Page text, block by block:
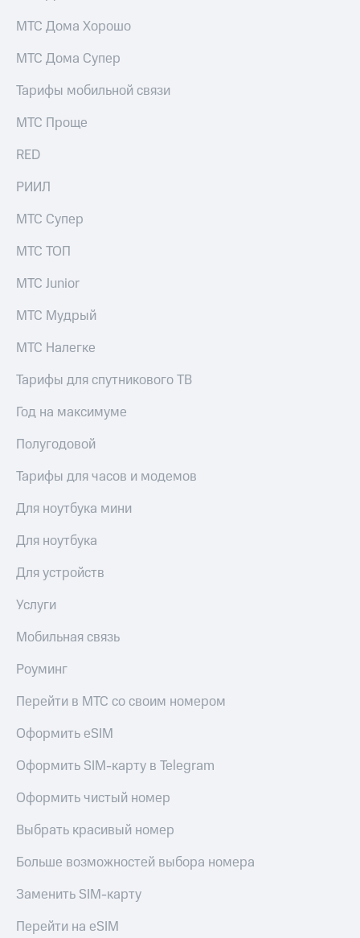
МТС Дома Хорошо
МТС Дома Супер
Тарифы мобильной связи
МТС Проще
RED
РИИЛ
МТС Супер
МТС ТОП
МТС Junior
МТС Мудрый
МТС Налегке
Тарифы для спутникового ТВ
Год на максимуме
Полугодовой
Тарифы для часов и модемов
Для ноутбука мини
Для ноутбука
Для устройств
Услуги
Мобильная связь
Роуминг
Перейти в МТС со своим номером
Оформить eSIM
Оформить SIM-карту в Telegram
Оформить чистый номер
Выбрать красивый номер
Больше возможностей выбора номера
Заменить SIM-карту
Перейти на eSIM